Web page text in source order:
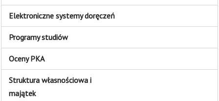
Elektroniczne systemy doręczeń
Programy studiów
Oceny PKA
Struktura własnościowa i
majątek